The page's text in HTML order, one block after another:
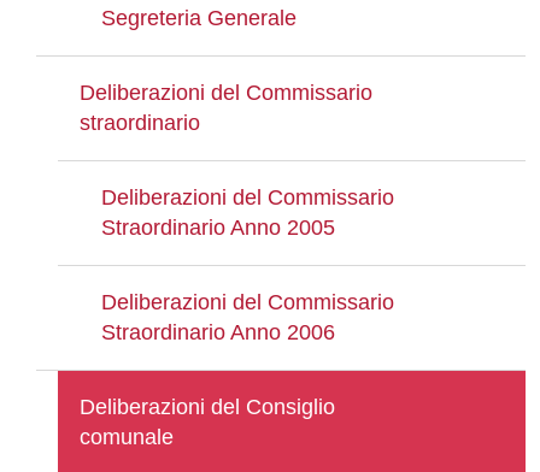
Segreteria Generale
Deliberazioni del Commissario
straordinario
Deliberazioni del Commissario
Straordinario Anno 2005
Deliberazioni del Commissario
Straordinario Anno 2006
Deliberazioni del Consiglio
comunale